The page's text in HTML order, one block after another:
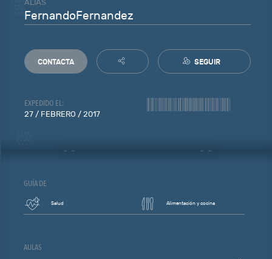
ALIAS
FernandoFernandez
CONTACTA SEGUIR
EXPEDIDO EL:
27 / FEBRERO / 2017
GUÍA DE
Salud Alimentación y cocina
AULAS